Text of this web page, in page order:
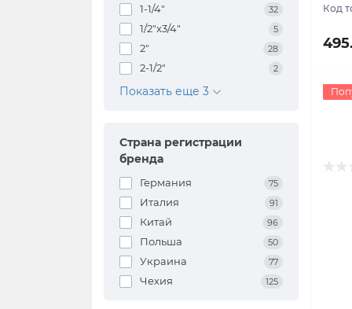
Наборы аксессуаров
1-1/4" 32
1/2"x3/4" 5
2" 28
2-1/2" 2
Показать еще 3
Страна регистрации
бренда
Германия 75
Италия 91
Китай 96
Польша 50
Украина 77
Чехия 125
Код